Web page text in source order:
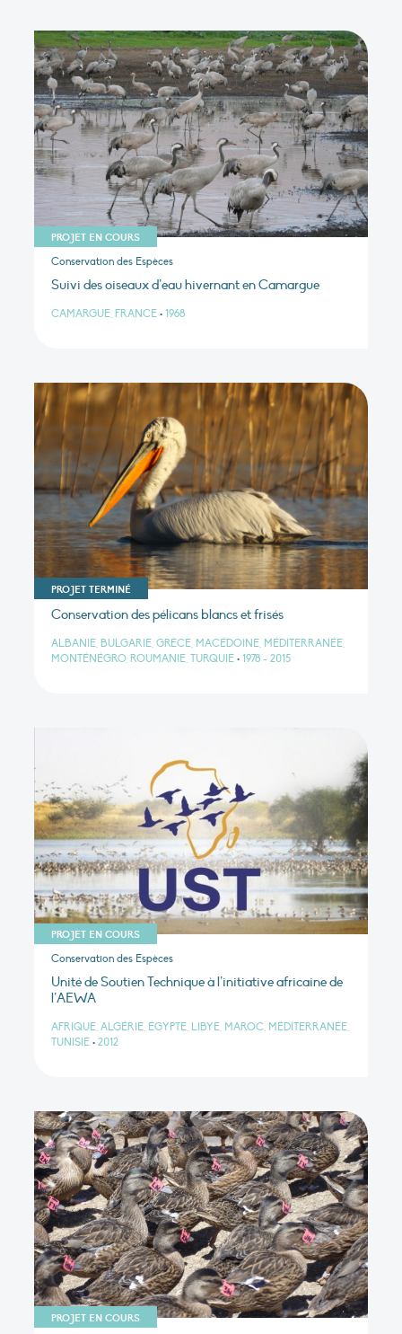
PROJET EN COURS
Conservation des Espèces
Suivi des oiseaux d’eau hivernant en Camargue
CAMARGUE, FRANCE • 1968
PROJET TERMINÉ
Conservation des pélicans blancs et frisés
ALBANIE, BULGARIE, GRÈCE, MACÉDOINE, MÉDITERRANÉE,
MONTÉNÉGRO, ROUMANIE, TURQUIE • 1978 - 2015
PROJET EN COURS
Conservation des Espèces
Unité de Soutien Technique à l’initiative africaine de
l’AEWA
AFRIQUE, ALGÉRIE, ÉGYPTE, LIBYE, MAROC, MÉDITERRANÉE,
TUNISIE • 2012
PROJET EN COURS